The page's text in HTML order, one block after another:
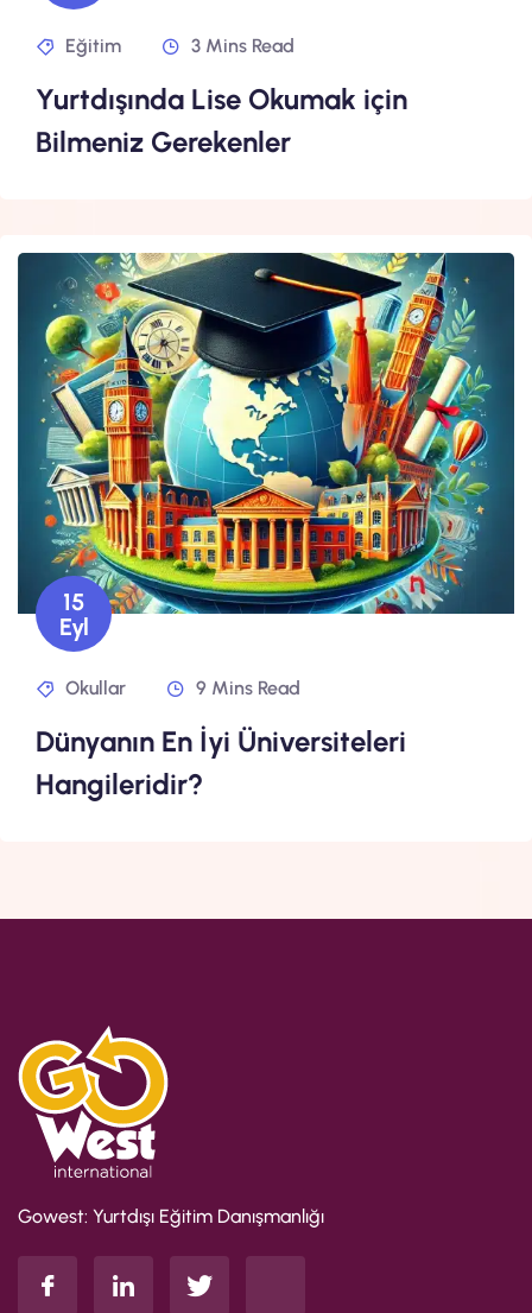
Eğitim 3 Mins Read
Yurtdışında Lise Okumak için
Bilmeniz Gerekenler
15
Eyl
Okullar 9 Mins Read
Dünyanın En İyi Üniversiteleri
Hangileridir?
Gowest: Yurtdışı Eğitim Danışmanlığı